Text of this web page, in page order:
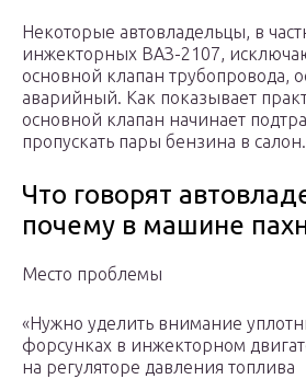
Некоторые автовладельцы, в
инжекторных ВАЗ-2107,
основной клапан трубопровода,
аварийный. Как показывает
основной клапан начинает
пропускать пары бензина в салон.
Что говорят
почему в машине
Место проблемы
«Нужно уделить внимание
форсунках в инжекторном
на регуляторе давления топлива